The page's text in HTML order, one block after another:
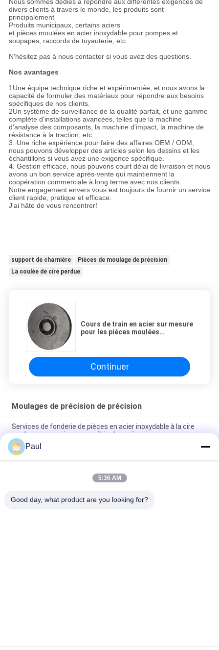
divers clients à travers le monde, les produits sont
principalement
Produits municipaux, certains aciers
et pièces moulées en acier inoxydable pour pompes et
soupapes, raccords de tuyauterie, etc.
N'hésitez pas à nous contacter si vous avez des questions.
Nos avantages
1Une équipe technique riche et expérimentée, et nous avons la
capacité de formuler des matériaux pour répondre aux besoins
spécifiques de nos clients.
2Un système de surveillance de la qualité parfait, et une gamme
complète d'installations avancées, telles que la machine
d'analyse des composants, la machine d'impact, la machine de
résistance à la traction, etc.
3. Une riche expérience pour faire des affaires OEM / ODM,
nous pouvons développer des articles selon les dessins et les
échantillons si vous avez une exigence spécifique.
4. Gestion efficace, nous pouvons court délai de livraison et nous
avons un bon service après-vente qui maintiennent la
coopération commerciale à long terme avec nos clients.
Notre engagement envers vous est toujours de fournir un service
client rapide, pratique et efficace.
J'ai hâte de vous rencontrer!
support de charnière
Pièces de moulage de précision
La coulée de cire perdue
Cours de train en acier sur mesure
pour les pièces moulées
Continuer
Moulages de précision de précision
Services de fonderie de pièces en acier inoxydable à la cire
perdue, accessoires pour véhicules mécaniques
Accessoires de cuve pour excavatrice en acier au carbone à
fonderie de précision
Parties de machines de traitement de la coulée à la cire
Paul
5:36 AM
Good day, what product are you looking for?